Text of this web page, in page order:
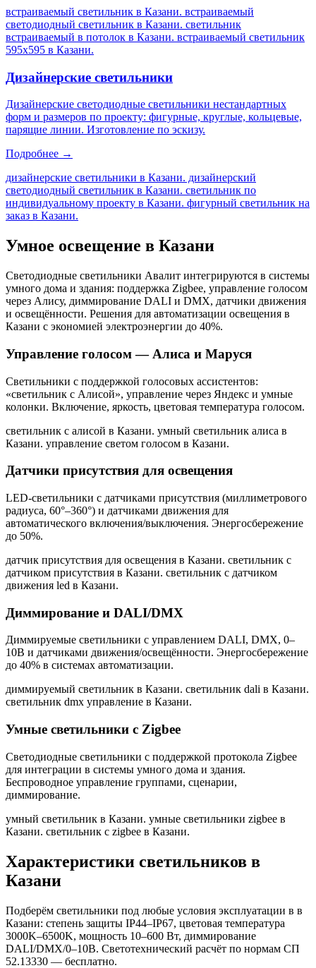
встраиваемый светильник в Казани. встраиваемый
светодиодный светильник в Казани. светильник
встраиваемый в потолок в Казани. встраиваемый светильник
595х595 в Казани.
Дизайнерские светильники
Дизайнерские светодиодные светильники нестандартных
форм и размеров по проекту: фигурные, круглые, кольцевые,
парящие линии. Изготовление по эскизу.
Подробнее →
дизайнерские светильники в Казани. дизайнерский
светодиодный светильник в Казани. светильник по
индивидуальному проекту в Казани. фигурный светильник на
заказ в Казани.
Умное освещение в Казани
Светодиодные светильники Авалит интегрируются в системы
умного дома и здания: поддержка Zigbee, управление голосом
через Алису, диммирование DALI и DMX, датчики движения
и освещённости. Решения для автоматизации освещения в
Казани с экономией электроэнергии до 40%.
Управление голосом — Алиса и Маруся
Светильники с поддержкой голосовых ассистентов:
«светильник с Алисой», управление через Яндекс и умные
колонки. Включение, яркость, цветовая температура голосом.
светильник с алисой в Казани. умный светильник алиса в
Казани. управление светом голосом в Казани.
Датчики присутствия для освещения
LED-светильники с датчиками присутствия (миллиметрового
радиуса, 60°–360°) и датчиками движения для
автоматического включения/выключения. Энергосбережение
до 50%.
датчик присутствия для освещения в Казани. светильник с
датчиком присутствия в Казани. светильник с датчиком
движения led в Казани.
Диммирование и DALI/DMX
Диммируемые светильники с управлением DALI, DMX, 0–
10В и датчиками движения/освещённости. Энергосбережение
до 40% в системах автоматизации.
диммируемый светильник в Казани. светильник dali в Казани.
светильник dmx управление в Казани.
Умные светильники с Zigbee
Светодиодные светильники с поддержкой протокола Zigbee
для интеграции в системы умного дома и здания.
Беспроводное управление группами, сценарии,
диммирование.
умный светильник в Казани. умные светильники zigbee в
Казани. светильник с zigbee в Казани.
Характеристики светильников в
Казани
Подберём светильники под любые условия эксплуатации в в
Казани: степень защиты IP44–IP67, цветовая температура
3000K–6500K, мощность 10–600 Вт, диммирование
DALI/DMX/0–10В. Светотехнический расчёт по нормам СП
52.13330 — бесплатно.